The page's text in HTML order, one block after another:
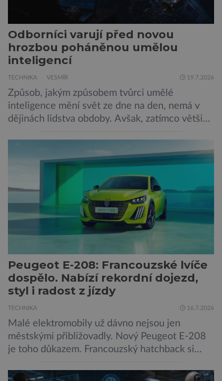
Odborníci varují před novou
hrozbou poháněnou umělou
inteligencí
TECHNIKA VESMÍR 19.7.2026
Způsob, jakým způsobem tvůrci umělé
inteligence mění svět ze dne na den, nemá v
dějinách lidstva obdoby. Avšak, zatímco většina
bezpečnostní experti upozorňují na mnohem
méně nápadné riziko. Podle některých
odborníků by už během příštích dvou let mohly
pokročilé systémy AI výrazně usnadnit
kybernetické útoky […]
Peugeot E-208: Francouzské lvíče
dospělo. Nabízí rekordní dojezd,
styl i radost z jízdy
TECHNIKA 16.7.2026
Malé elektromobily už dávno nejsou jen
městskými přibližovadly. Nový Peugeot E-208
je toho důkazem. Francouzský hatchback si
dojezd a modernější technologie, ale hlavně